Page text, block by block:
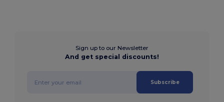
Sign up to our Newsletter
And get special discounts!
Subscribe